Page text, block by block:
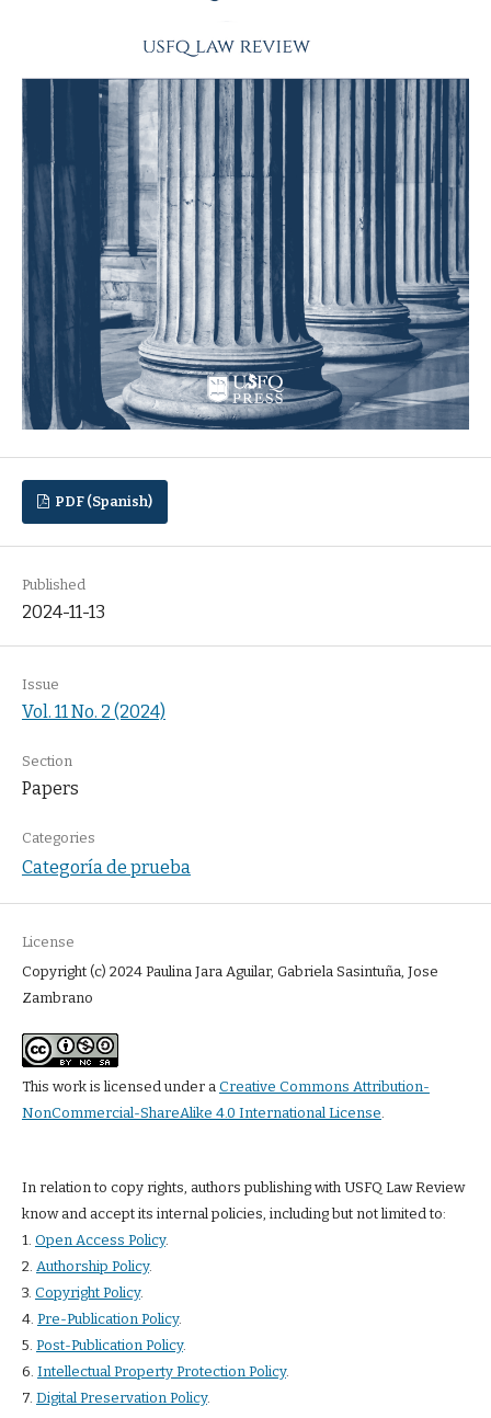
PDF (Spanish)
Published
2024-11-13
Issue
Vol. 11 No. 2 (2024)
Section
Papers
Categories
Categoría de prueba
License
Copyright (c) 2024 Paulina Jara Aguilar, Gabriela Sasintuña, Jose
Zambrano
This work is licensed under a Creative Commons Attribution-
NonCommercial-ShareAlike 4.0 International License.
In relation to copy rights, authors publishing with USFQ Law Review
know and accept its internal policies, including but not limited to:
1. Open Access Policy.
2. Authorship Policy.
3. Copyright Policy.
4. Pre-Publication Policy.
5. Post-Publication Policy.
6. Intellectual Property Protection Policy.
7. Digital Preservation Policy.